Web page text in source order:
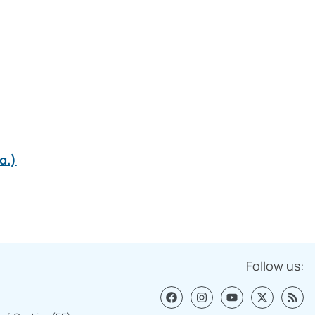
Follow us: